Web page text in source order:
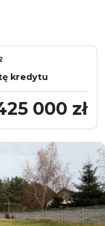
kredytu
000 zł